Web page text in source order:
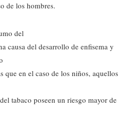
de los hombres.
del
causa del desarrollo de enfisema y
que en el caso de los niños, aquellos
tabaco poseen un riesgo mayor de